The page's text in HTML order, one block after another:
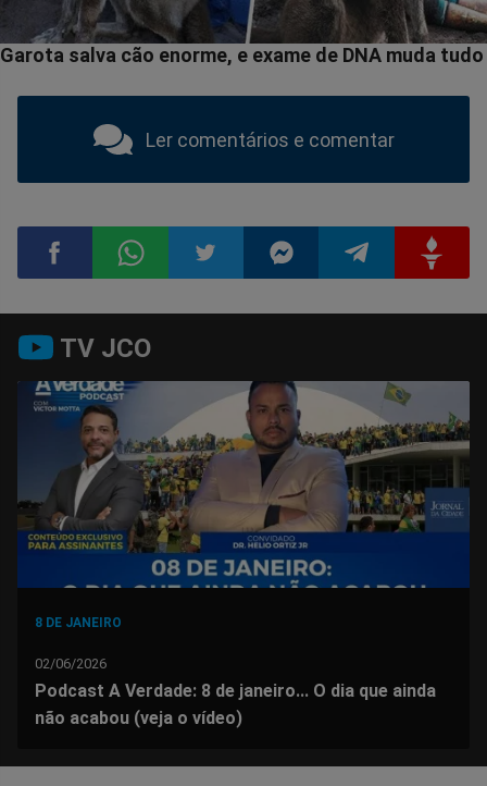
Ler comentários e comentar
Compartilhar
no
Facebook
no
Whatsapp
no
Twitter
no
Messenger
no
Telegram
no
Gettr
TV JCO
8 DE JANEIRO
02/06/2026
Podcast A Verdade: 8 de janeiro... O dia que ainda
não acabou (veja o vídeo)